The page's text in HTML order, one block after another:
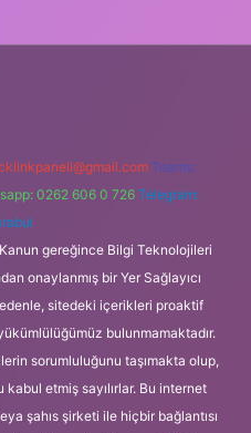
Teams:
0262 606 0 726 Telegram:
Kanun gereğince Bilgi Teknolojileri
onaylanmış bir Yer Sağlayıcı
sitedeki içerikleri proaktif
bulunmamaktadır.
sorumluluğunu taşımakta olup,
etmiş sayılırlar. Bu internet
şahıs şirketi ile hiçbir bağlantısı